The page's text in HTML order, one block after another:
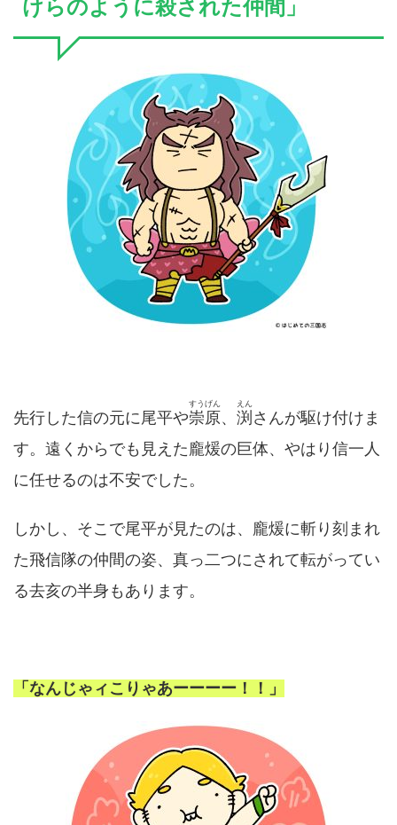
けらのように殺された仲間」
先行した信の元に尾平や崇原
すうげん
、 渕
えん
さんが駆け付けま
す。遠くからでも見えた龐煖の巨体、やはり信一人
に任せるのは不安でした。
しかし、そこで尾平が見たのは、龐煖に斬り刻まれ
た飛信隊の仲間の姿、真っ二つにされて転がってい
る去亥の半身もあります。
「なんじゃィこりゃあーーーー！！」